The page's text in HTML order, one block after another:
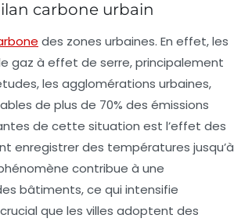
carbone urbain
des zones urbaines. En effet, les
gaz à effet de serre, principalement
les agglomérations urbaines,
de plus de 70% des émissions
de cette situation est l’effet des
enregistrer des températures jusqu’à
contribue à une
bâtiments, ce qui intensifie
que les villes adoptent des